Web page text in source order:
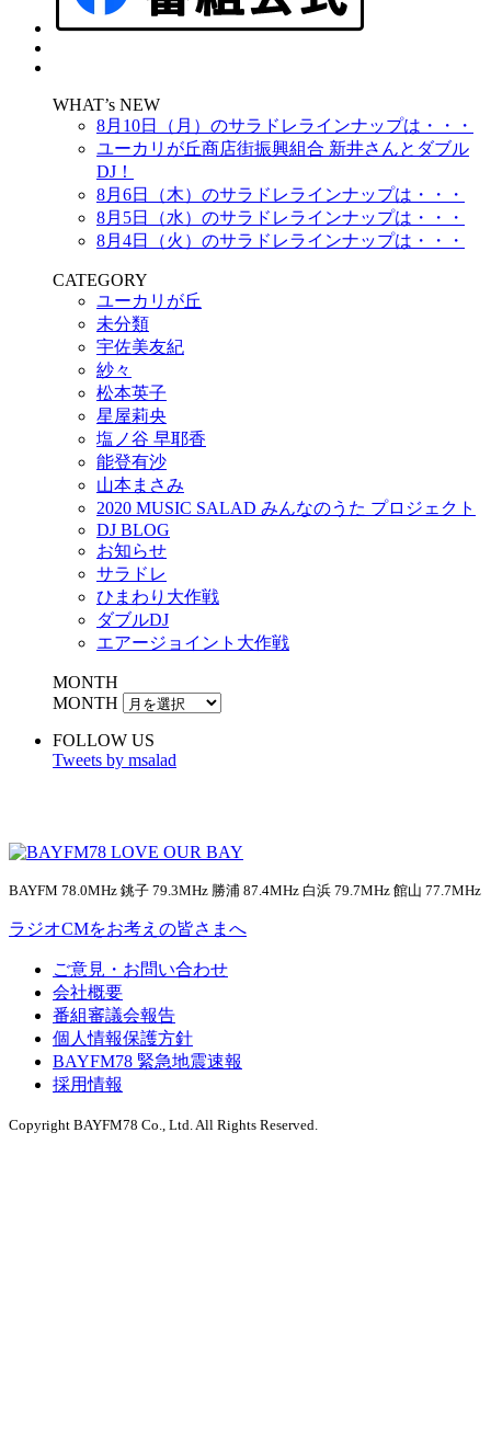
WHAT’s NEW
8月10日（月）のサラドレラインナップは・・・
ユーカリが丘商店街振興組合 新井さんとダブル
DJ！
8月6日（木）のサラドレラインナップは・・・
8月5日（水）のサラドレラインナップは・・・
8月4日（火）のサラドレラインナップは・・・
CATEGORY
ユーカリが丘
未分類
宇佐美友紀
紗々
松本英子
星屋莉央
塩ノ谷 早耶香
能登有沙
山本まさみ
2020 MUSIC SALAD みんなのうた プロジェクト
DJ BLOG
お知らせ
サラドレ
ひまわり大作戦
ダブルDJ
エアージョイント大作戦
MONTH
MONTH
FOLLOW US
Tweets by msalad
BAYFM 78.0MHz 銚子 79.3MHz 勝浦 87.4MHz 白浜 79.7MHz 館山 77.7MHz
ラジオCMをお考えの皆さまへ
ご意見・お問い合わせ
会社概要
番組審議会報告
個人情報保護方針
BAYFM78 緊急地震速報
採用情報
Copyright BAYFM78 Co., Ltd. All Rights Reserved.